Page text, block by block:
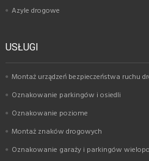
Azyle drogowe
USŁUGI
Montaż urządzeń bezpieczeństwa ruchu
Oznakowanie parkingów i osiedli
Oznakowanie poziome
Montaż znaków drogowych
Oznakowanie garaży i parkingów